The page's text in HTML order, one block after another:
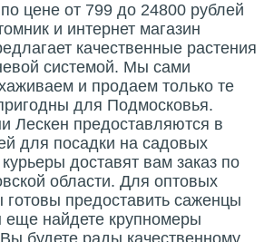
цене от 799 до 24800 рублей
и интернет магазин
качественные растения
системой. Мы сами
и продаем только те
для Подмосковья.
Лескен предоставляются в
для посадки на садовых
доставят вам заказ по
области. Для оптовых
готовы предоставить саженцы
еще найдете крупномеры
будете рады качественному